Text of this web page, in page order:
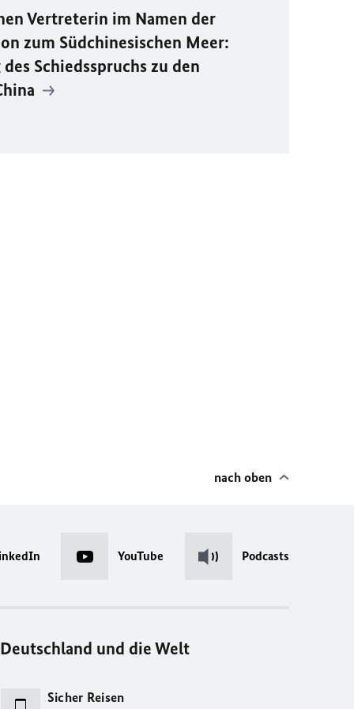
Vertreterin im Namen der
zum Südchinesischen Meer:
Schiedsspruchs zu den
nach oben
YouTube Podcasts
Deutschland und die Welt
Sicher Reisen